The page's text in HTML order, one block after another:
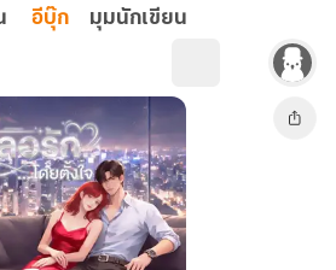
อีบุ๊ก มุมนักเขียน